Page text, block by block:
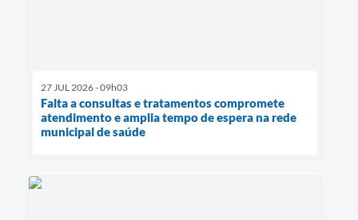
27 JUL 2026 - 09h03
Falta a consultas e tratamentos compromete
atendimento e amplia tempo de espera na rede
municipal de saúde